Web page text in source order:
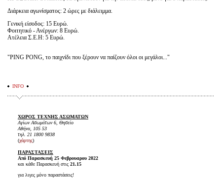
Διάρκεια αγωνίσματος: 2 ώρες με διάλειμμα.
Γενική είσοδος: 15 Ευρώ.
Φοιτητικό - Ανέργων: 8 Ευρώ.
Ατέλεια Σ.Ε.Η: 5 Ευρώ.
"PING PONG, το παιχνίδι που ξέρουν να παίζουν όλοι οι μεγάλοι..."
INFO
ΧΩΡΟΣ ΤΕΧΝΗΣ ΑΣΩΜΑΤΩΝ
Αγίων Ασωμάτων 6, Θησείο
Αθήνα, 105 53
τηλ. 21 1800 9838
(χάρτης)
ΠΑΡΑΣΤΑΣΕΙΣ
Από Παρασκευή 25 Φεβρουαρου 2022
και κάθε Παρασκευή στις 21.15
για λιγες μόνο παραστάσεις!